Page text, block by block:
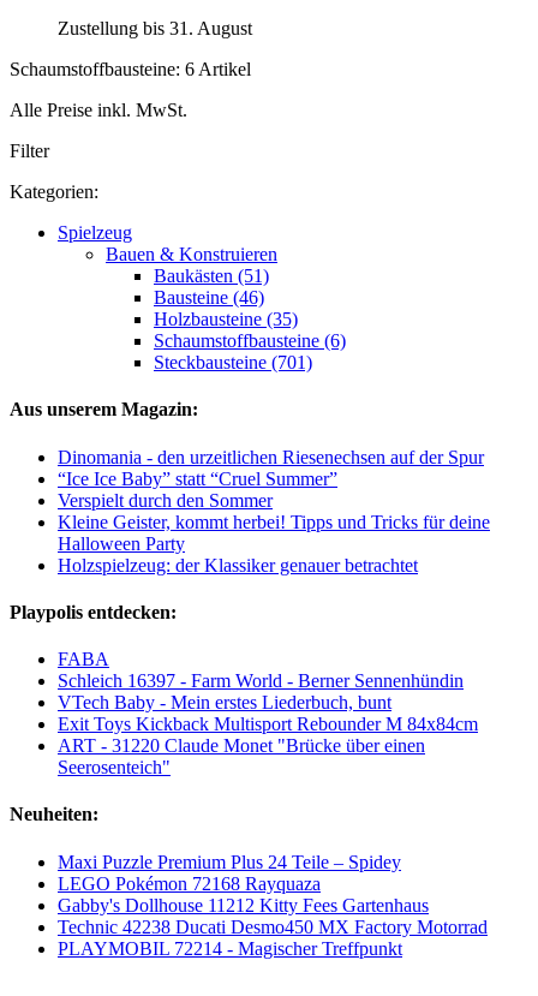
Zustellung bis 31. August
Schaumstoffbausteine: 6 Artikel
Alle Preise inkl. MwSt.
Filter
Kategorien:
Spielzeug
Bauen & Konstruieren
Baukästen (51)
Bausteine (46)
Holzbausteine (35)
Schaumstoffbausteine (6)
Steckbausteine (701)
Aus unserem Magazin:
Dinomania - den urzeitlichen Riesenechsen auf der Spur
“Ice Ice Baby” statt “Cruel Summer”
Verspielt durch den Sommer
Kleine Geister, kommt herbei! Tipps und Tricks für deine
Halloween Party
Holzspielzeug: der Klassiker genauer betrachtet
Playpolis entdecken:
FABA
Schleich 16397 - Farm World - Berner Sennenhündin
VTech Baby - Mein erstes Liederbuch, bunt
Exit Toys Kickback Multisport Rebounder M 84x84cm
ART - 31220 Claude Monet "Brücke über einen
Seerosenteich"
Neuheiten:
Maxi Puzzle Premium Plus 24 Teile – Spidey
LEGO Pokémon 72168 Rayquaza
Gabby's Dollhouse 11212 Kitty Fees Gartenhaus
Technic 42238 Ducati Desmo450 MX Factory Motorrad
PLAYMOBIL 72214 - Magischer Treffpunkt